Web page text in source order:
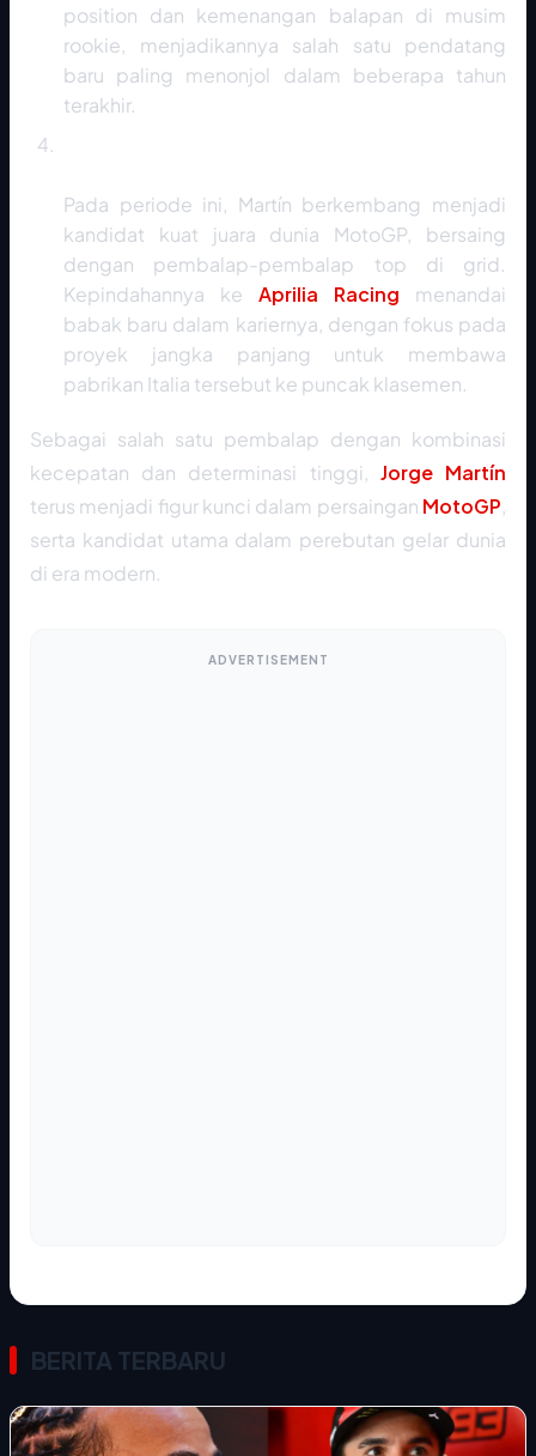
position dan kemenangan balapan di musim
rookie, menjadikannya salah satu pendatang
baru paling menonjol dalam beberapa tahun
terakhir.
Pada periode ini, Martín berkembang menjadi
kandidat kuat juara dunia MotoGP, bersaing
dengan pembalap-pembalap top di grid.
Kepindahannya ke Aprilia Racing menandai
babak baru dalam kariernya, dengan fokus pada
proyek jangka panjang untuk membawa
pabrikan Italia tersebut ke puncak klasemen.
Sebagai salah satu pembalap dengan kombinasi
kecepatan dan determinasi tinggi, Jorge Martín
terus menjadi figur kunci dalam persaingan MotoGP,
serta kandidat utama dalam perebutan gelar dunia
di era modern.
ADVERTISEMENT
BERITA TERBARU